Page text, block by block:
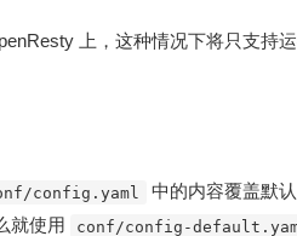
上，这种情况下将只支持
config.yaml 中的内容覆盖默
就使用 conf/config-